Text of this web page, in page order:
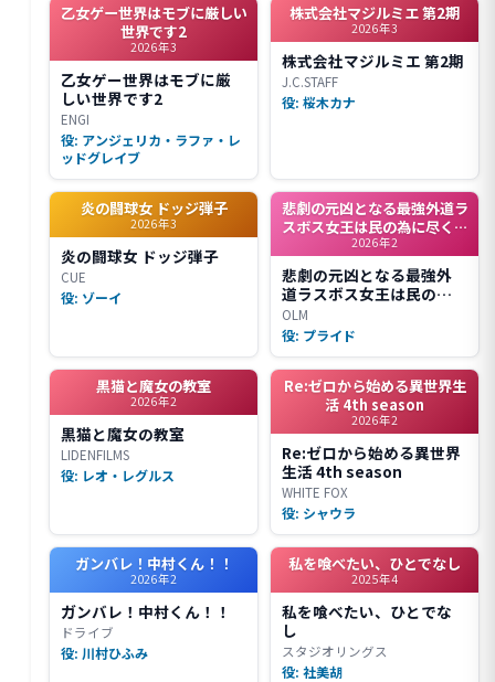
乙女ゲー世界はモブに厳しい
世界です2
2026年3
乙女ゲー世界はモブに厳
しい世界です2
ENGI
役: アンジェリカ・ラファ・レ
ッドグレイブ
株式会社マジルミエ 第2期
2026年3
株式会社マジルミエ 第2期
J.C.STAFF
役: 桜木カナ
炎の闘球女 ドッジ弾子
2026年3
炎の闘球女 ドッジ弾子
CUE
役: ゾーイ
悲劇の元凶となる最強外道ラ
スボス女王は民の為に尽くし
ます。Season2
2026年2
悲劇の元凶となる最強外
道ラスボス女王は民の為
に尽くします。Season2
OLM
役: プライド
黒猫と魔女の教室
2026年2
黒猫と魔女の教室
LIDENFILMS
役: レオ・レグルス
Re:ゼロから始める異世界生
活 4th season
2026年2
Re:ゼロから始める異世界
生活 4th season
WHITE FOX
役: シャウラ
ガンバレ！中村くん！！
2026年2
ガンバレ！中村くん！！
ドライブ
役: 川村ひふみ
私を喰べたい、ひとでなし
2025年4
私を喰べたい、ひとでな
し
スタジオリングス
役: 社美胡